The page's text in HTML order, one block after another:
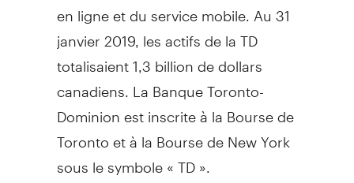
en ligne et du service mobile. Au 31
janvier 2019, les actifs de la TD
totalisaient 1,3 billion de dollars
canadiens. La Banque Toronto-
Dominion est inscrite à la Bourse de
Torontoet à la Bourse deNew York
sous le symbole « TD ».